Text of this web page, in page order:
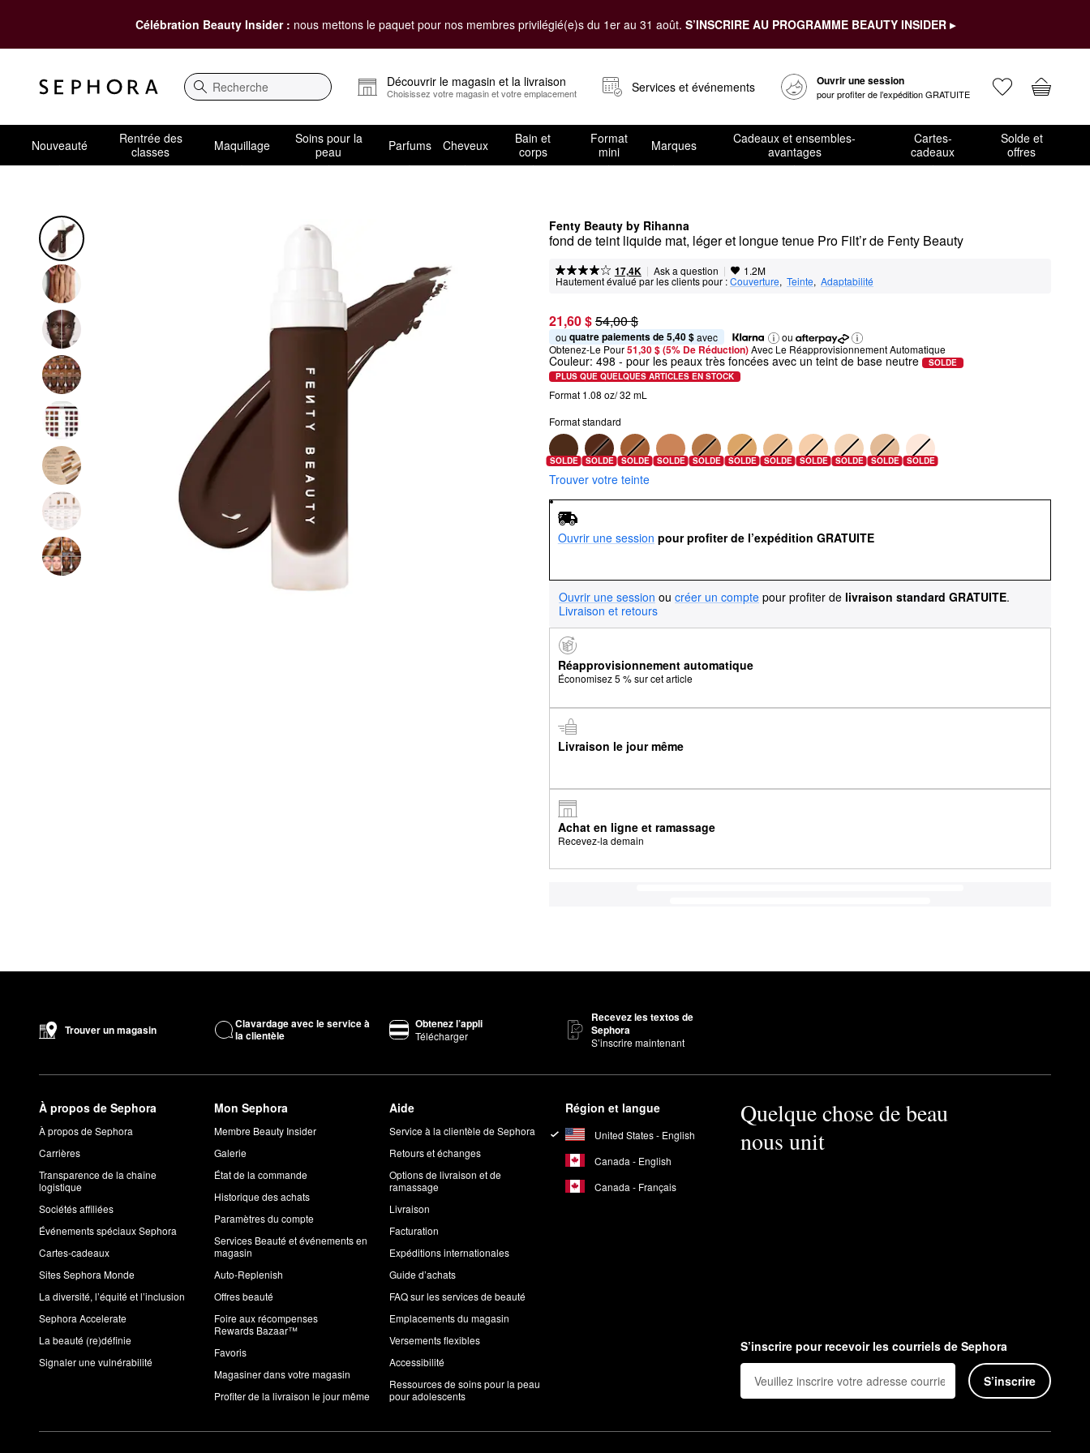
Célébration Beauty Insider : nous mettons le paquet pour nos membres privilégié(e)s du 1er au 31 août. S’INSCRIRE AU PROGRAMME BEAUTY INSIDER ▸
Recherche
Découvrir le magasin et la livraison
Choisissez votre magasin et votre emplacement Services et événements Ouvrir une session
pour profiter de l’expédition GRATUITE
Nouveauté
Rentrée des
classes
Maquillage
Soins pour la
peau
Parfums Cheveux
Bain et
corps
Format
mini
Marques
Cadeaux et ensembles-
avantages
Cartes-
cadeaux
Solde et
offres
Fenty Beauty by Rihanna
fond de teint liquide mat, léger et longue tenue Pro Filt’r de Fenty Beauty
17,4K | Ask a question | 1.2M
Hautement évalué par les clients pour :Couverture, Teinte, Adaptabilité
21,60 $54,00 $
ou quatre paiements de 5,40 $ avec
ou
Obtenez-Le Pour51,30 $ (5% De Réduction) Avec Le Réapprovisionnement Automatique
Couleur: 498 - pour les peaux très foncées avec un teint de base neutre
SOLDE
PLUS QUE QUELQUES ARTICLES EN STOCK
Format 1.08 oz/ 32 mL
Format standard
SOLDE SOLDE SOLDE SOLDE SOLDE SOLDE SOLDE SOLDE SOLDE SOLDE SOLDE
Trouver votre teinte
Ouvrir une session pour profiter de l’expédition GRATUITE
Ouvrir une session ou créer un compte pour profiter de livraison standard GRATUITE.
Livraison et retours
Réapprovisionnement automatique
Économisez 5 % sur cet article
Livraison le jour même
Achat en ligne et ramassage
Recevez-la demain
Trouver un magasin
Clavardage avec le service à
la clientèle
Obtenez l’appli
Télécharger
Recevez les textos de
Sephora
S’inscrire maintenant
À propos de Sephora
À propos de Sephora
Carrières
Transparence de la chaîne
logistique
Sociétés affiliées
Événements spéciaux Sephora
Cartes-cadeaux
Sites Sephora Monde
La diversité, l’équité et l’inclusion
Sephora Accelerate
La beauté (re)définie
Signaler une vulnérabilité
Mon Sephora
Membre Beauty Insider
Galerie
État de la commande
Historique des achats
Paramètres du compte
Services Beauté et événements en
magasin
Auto-Replenish
Offres beauté
Foire aux récompenses
Rewards Bazaar™
Favoris
Magasiner dans votre magasin
Profiter de la livraison le jour même
Aide
Service à la clientèle de Sephora
Retours et échanges
Options de livraison et de
ramassage
Livraison
Facturation
Expéditions internationales
Guide d’achats
FAQ sur les services de beauté
Emplacements du magasin
Versements flexibles
Accessibilité
Ressources de soins pour la peau
pour adolescents
Région et langue
United States - English
Canada - English
Canada - Français
Quelque chose de beau
nous unit
S’inscrire pour recevoir les courriels de Sephora
S’inscrire